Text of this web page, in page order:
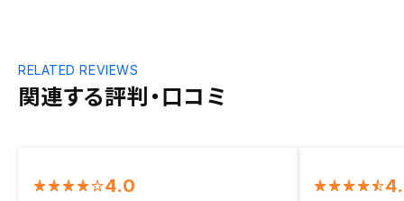
関連する評判・口コミ
RELATED REVIEWS
4.0